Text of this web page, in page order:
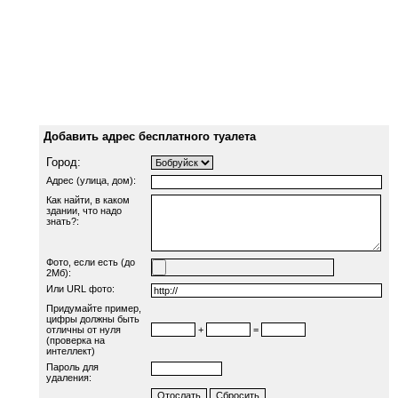
Добавить адрес бесплатного туалета
Город:
Адрес (улица, дом):
Как найти, в каком
здании, что надо
знать?:
Фото, если есть (до
2Мб):
Или URL фото:
Придумайте пример,
цифры должны быть
отличны от нуля
(проверка на
интеллект)
+ =
Пароль для
удаления: